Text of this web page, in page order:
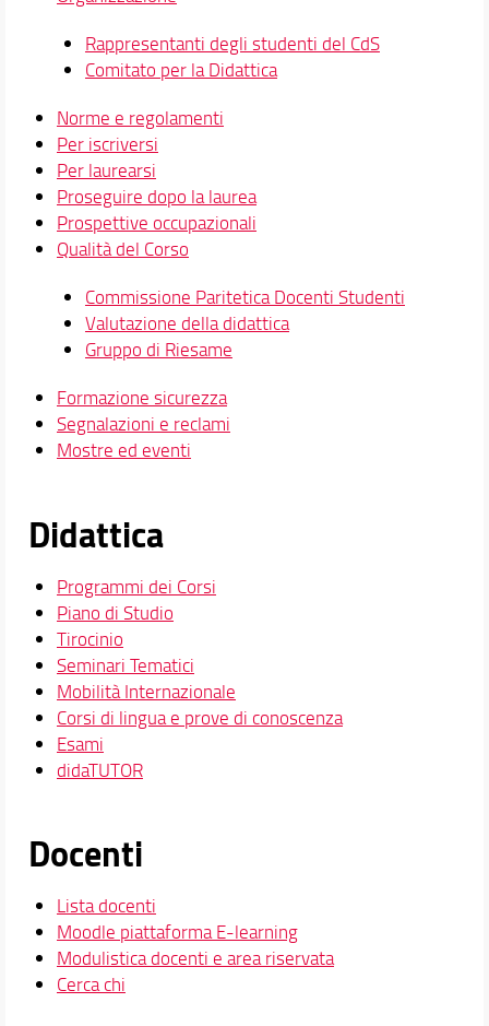
Mostre ed eventi
Didattica
Docenti
Orario e calendari
Rappresentanti degli studenti del CdS
Comitato per la Didattica
Norme e regolamenti
Per iscriversi
Per laurearsi
Proseguire dopo la laurea
Prospettive occupazionali
Qualità del Corso
Commissione Paritetica Docenti Studenti
Valutazione della didattica
Gruppo di Riesame
Formazione sicurezza
Segnalazioni e reclami
Mostre ed eventi
Didattica
Programmi dei Corsi
Piano di Studio
Tirocinio
Seminari Tematici
Mobilità Internazionale
Corsi di lingua e prove di conoscenza
Esami
didaTUTOR
Docenti
Lista docenti
Moodle piattaforma E-learning
Modulistica docenti e area riservata
Cerca chi